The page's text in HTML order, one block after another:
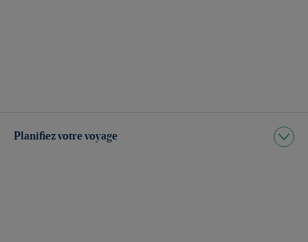
Planifiez votre voyage